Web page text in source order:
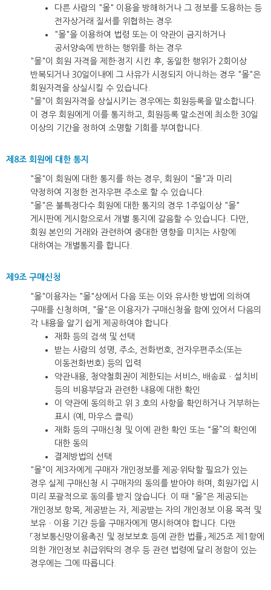
다른 사람의 "몰" 이용을 방해하거나 그 정보를 도용하는 등
전자상거래 질서를 위협하는 경우
"몰"을 이용하여 법령 또는 이 약관이 금지하거나
공서양속에 반하는 행위를 하는 경우
"몰"이 회원 자격을 제한·정지 시킨 후, 동일한 행위가 2회이상
반복되거나 30일이내에 그 사유가 시정되지 아니하는 경우 "몰"은
회원자격을 상실시킬 수 있습니다.
"몰"이 회원자격을 상실시키는 경우에는 회원등록을 말소합니다.
이 경우 회원에게 이를 통지하고, 회원등록 말소전에 최소한 30일
이상의 기간을 정하여 소명할 기회를 부여합니다.
제8조 회원에 대한 통지
"몰"이 회원에 대한 통지를 하는 경우, 회원이 "몰"과 미리
약정하여 지정한 전자우편 주소로 할 수 있습니다.
"몰"은 불특정다수 회원에 대한 통지의 경우 1주일이상 "몰"
게시판에 게시함으로서 개별 통지에 갈음할 수 있습니다. 다만,
회원 본인의 거래와 관련하여 중대한 영향을 미치는 사항에
대하여는 개별통지를 합니다.
제9조 구매신청
"몰"이용자는 "몰"상에서 다음 또는 이와 유사한 방법에 의하여
구매를 신청하며, "몰"은 이용자가 구매신청을 함에 있어서 다음의
각 내용을 알기 쉽게 제공하여야 합니다.
재화 등의 검색 및 선택
받는 사람의 성명, 주소, 전화번호, 전자우편주소(또는
이동전화번호) 등의 입력
약관내용, 청약철회권이 제한되는 서비스, 배송료ㆍ설치비
등의 비용부담과 관련한 내용에 대한 확인
이 약관에 동의하고 위 3.호의 사항을 확인하거나 거부하는
표시 (예, 마우스 클릭)
재화 등의 구매신청 및 이에 관한 확인 또는 “몰”의 확인에
대한 동의
결제방법의 선택
"몰"이 제3자에게 구매자 개인정보를 제공·위탁할 필요가 있는
경우 실제 구매신청 시 구매자의 동의를 받아야 하며, 회원가입 시
미리 포괄적으로 동의를 받지 않습니다. 이 때 "몰"은 제공되는
개인정보 항목, 제공받는 자, 제공받는 자의 개인정보 이용 목적 및
보유ㆍ이용 기간 등을 구매자에게 명시하여야 합니다. 다만
「정보통신망이용촉진 및 정보보호 등에 관한 법률」 제25조 제1항에
의한 개인정보 취급위탁의 경우 등 관련 법령에 달리 정함이 있는
경우에는 그에 따릅니다.